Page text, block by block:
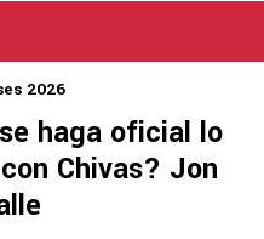
2026
haga oficial lo
Chivas? Jon